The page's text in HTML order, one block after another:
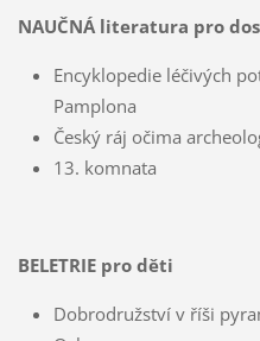
NAUČNÁ literatura pro
Encyklopedie léčivých
Pamplona
Český ráj očima
13. komnata
BELETRIE pro děti
Dobrodružství v říši